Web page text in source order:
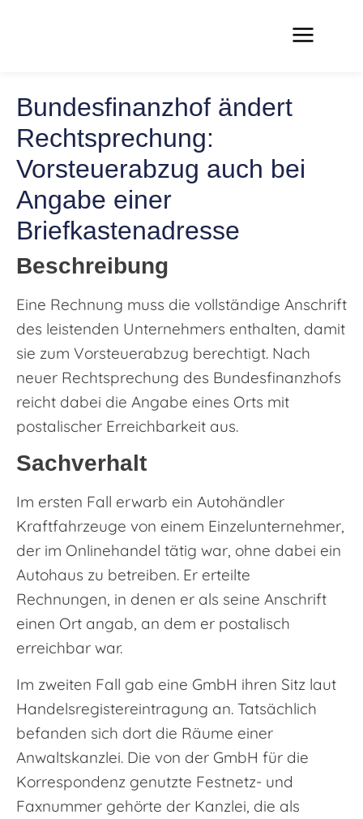
Bundesfinanzhof ändert
Rechtsprechung:
Vorsteuerabzug auch bei
Angabe einer
Briefkastenadresse
Beschreibung
Eine Rechnung muss die vollständige Anschrift
des leistenden Unternehmers enthalten, damit
sie zum Vorsteuerabzug berechtigt. Nach
neuer Rechtsprechung des Bundesfinanzhofs
reicht dabei die Angabe eines Orts mit
postalischer Erreichbarkeit aus.
Sachverhalt
Im ersten Fall erwarb ein Autohändler
Kraftfahrzeuge von einem Einzelunternehmer,
der im Onlinehandel tätig war, ohne dabei ein
Autohaus zu betreiben. Er erteilte
Rechnungen, in denen er als seine Anschrift
einen Ort angab, an dem er postalisch
erreichbar war.
Im zweiten Fall gab eine GmbH ihren Sitz laut
Handelsregistereintragung an. Tatsächlich
befanden sich dort die Räume einer
Anwaltskanzlei. Die von der GmbH für die
Korrespondenz genutzte Festnetz- und
Faxnummer gehörte der Kanzlei, die als